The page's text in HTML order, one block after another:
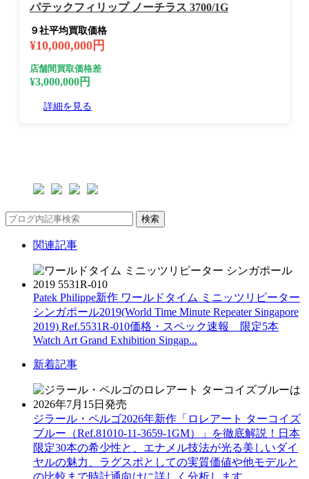
パテックフィリップ ノーチラス 3700/1G
９社平均買取価格
¥10,000,000円
店舗間買取価格差
¥3,000,000円
詳細を見る
検索
関連記事
Patek Philippe新作 ワールドタイム ミニッツリピーター
シンガポール2019(World Time Minute Repeater Singapore
2019) Ref.5531R-010価格・スペック速報 限定5本
Watch Art Grand Exhibition Singap...
新着記事
ジラール・ペルゴ2026年新作「ロレアート ターコイズ
ブルー（Ref.81010-11-3659-1GM）」を徹底解説！日本
限定30本の希少性と、エナメル技法が光る美しいダイ
ヤルの魅力、ラグスポとしての実質価値や他モデルと
の比較まで時計通向けに詳しく分析します。...